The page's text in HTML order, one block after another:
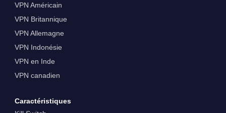
VPN Américain
VPN Britannique
VPN Allemagne
VPN Indonésie
VPN en Inde
VPN canadien
Caractéristiques